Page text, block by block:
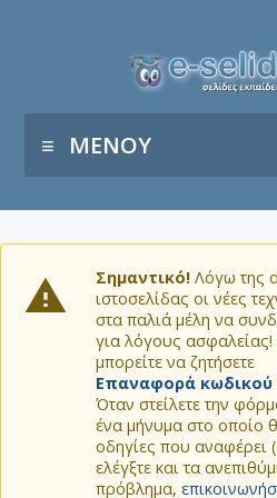
ΜΕΝΟΥ
Σημαντικό! Λόγω της
ιστοσελίδας οι νέες
στα παλιά μέλη να
για λόγους ασφαλείας!
μπορείτε να ζητήσετε
Επαναφορά κωδικού
Όταν στείλετε την
ένα μήνυμα στο οποίο
οδηγίες που αναφέρει
ελέγξτε και τα
πρόβλημα,